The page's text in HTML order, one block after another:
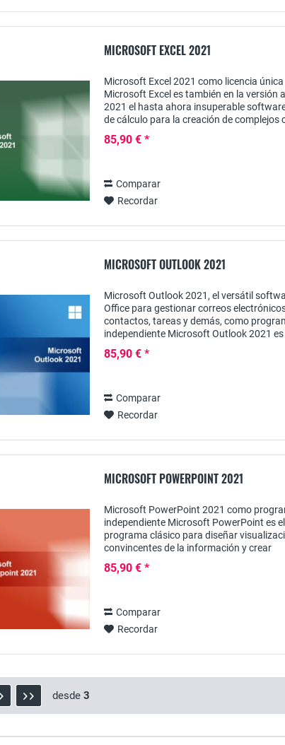
MICROSOFT EXCEL 2021
Microsoft Excel 2021 como licencia única
Microsoft Excel es también en la versión
2021 el hasta ahora insuperable
de cálculo para la creación de complejos
una...
85,90 € *
Comparar
Recordar
MICROSOFT OUTLOOK 2021
Microsoft Outlook 2021, el versátil
Office para gestionar correos
contactos, tareas y demás, como
independiente Microsoft Outlook 2021 es
para la...
85,90 € *
Comparar
Recordar
MICROSOFT POWERPOINT 2021
Microsoft PowerPoint 2021 como
independiente Microsoft PowerPoint es el
programa clásico para diseñar
convincentes de la información y crear
última versión del...
85,90 € *
Comparar
Recordar
desde 3